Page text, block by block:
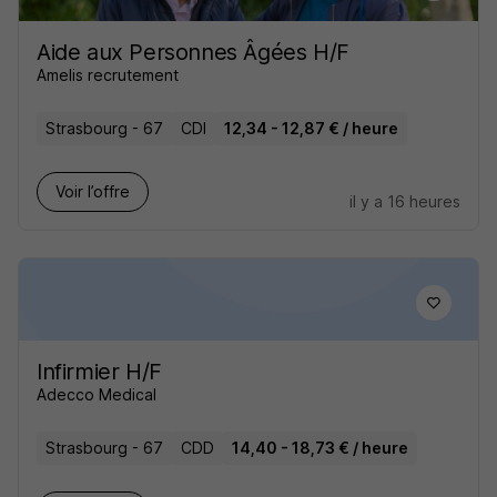
Aide aux Personnes Âgées H/F
Amelis recrutement
Strasbourg - 67 CDI 12,34 - 12,87 € / heure
Voir l’offre
il y a 16 heures
Infirmier H/F
Adecco Medical
Strasbourg - 67 CDD 14,40 - 18,73 € / heure